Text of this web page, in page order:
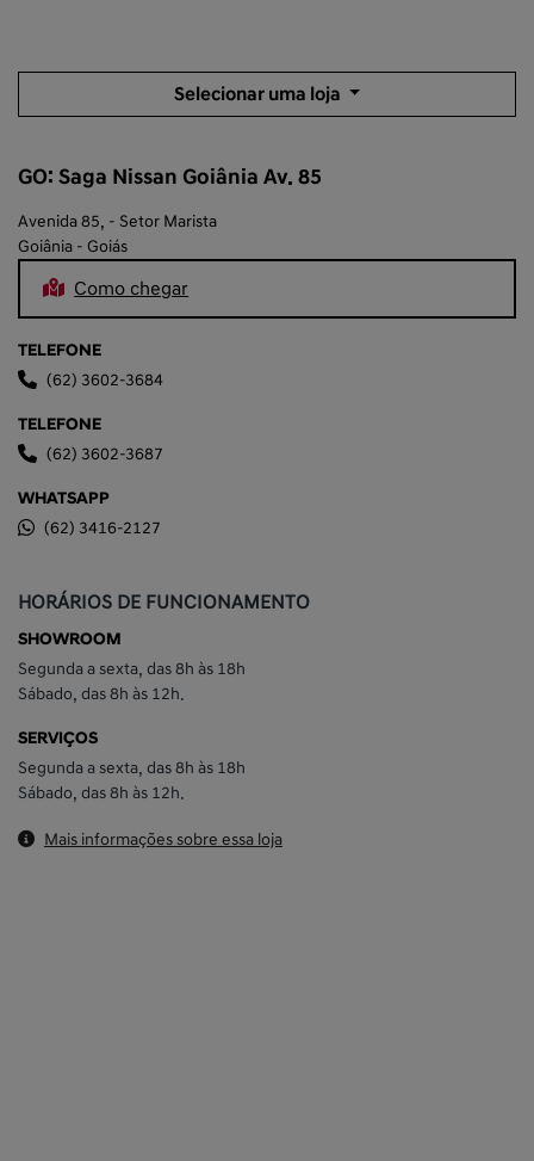
Selecionar uma loja
GO: Saga Nissan Goiânia Av. 85
Avenida 85, - Setor Marista
Goiânia - Goiás
Como chegar
TELEFONE
(62) 3602-3684
TELEFONE
(62) 3602-3687
WHATSAPP
(62) 3416-2127
HORÁRIOS DE FUNCIONAMENTO
SHOWROOM
Segunda a sexta, das 8h às 18h
Sábado, das 8h às 12h.
SERVIÇOS
Segunda a sexta, das 8h às 18h
Sábado, das 8h às 12h.
Mais informações sobre essa loja